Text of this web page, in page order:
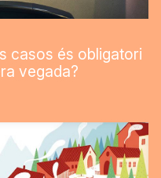
casos és obligatori
vegada?